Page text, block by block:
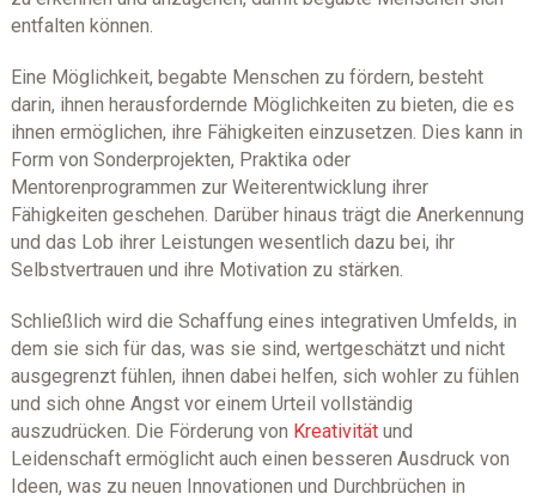
entfalten können.
Eine Möglichkeit, begabte Menschen zu fördern, besteht
darin, ihnen herausfordernde Möglichkeiten zu bieten, die es
ihnen ermöglichen, ihre Fähigkeiten einzusetzen. Dies kann in
Form von Sonderprojekten, Praktika oder
Mentorenprogrammen zur Weiterentwicklung ihrer
Fähigkeiten geschehen. Darüber hinaus trägt die Anerkennung
und das Lob ihrer Leistungen wesentlich dazu bei, ihr
Selbstvertrauen und ihre Motivation zu stärken.
Schließlich wird die Schaffung eines integrativen Umfelds, in
dem sie sich für das, was sie sind, wertgeschätzt und nicht
ausgegrenzt fühlen, ihnen dabei helfen, sich wohler zu fühlen
und sich ohne Angst vor einem Urteil vollständig
auszudrücken. Die Förderung von Kreativitätund
Leidenschaft ermöglicht auch einen besseren Ausdruck von
Ideen, was zu neuen Innovationen und Durchbrüchen in